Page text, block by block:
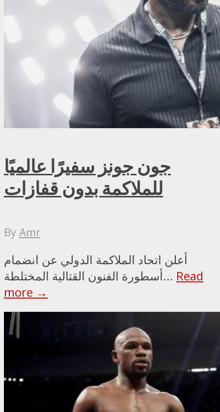
جون جونز سفيرًا عالميًا
للملاكمة بدون قفازات
ByAmr
أعلن اتحاد الملاكمة الدولي عن انضمام
أسطورة الفنون القتالية المختلطة... Read
more →